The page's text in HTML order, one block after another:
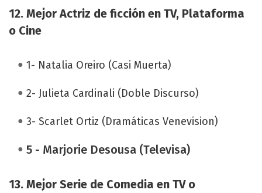
12. Mejor Actriz de ficción en TV, Plataforma
o Cine
1- Natalia Oreiro (Casi Muerta)
2- Julieta Cardinali (Doble Discurso)
3- Scarlet Ortiz (Dramáticas Venevision)
5 - Marjorie Desousa (Televisa)
13. Mejor Serie de Comedia en TV o